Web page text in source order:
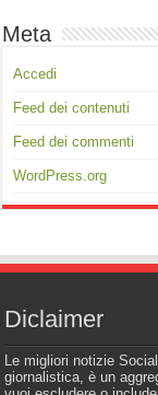
Meta
Accedi
Feed dei contenuti
Feed dei commenti
WordPress.org
Diclaimer
Le migliori notizie
giornalistica, è un